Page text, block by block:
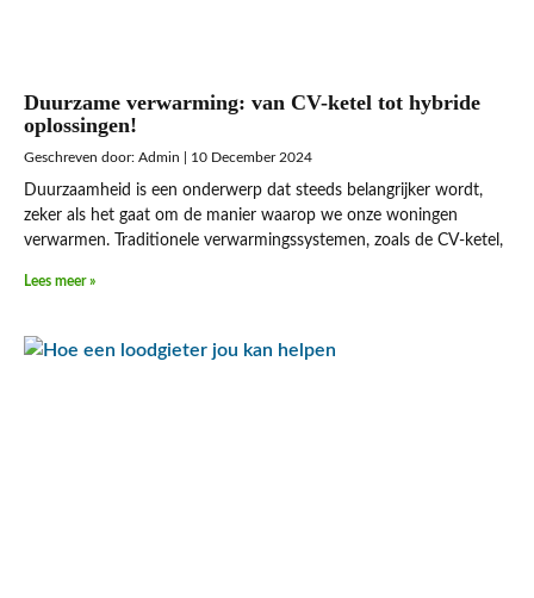
Duurzame verwarming: van CV-ketel tot hybride
oplossingen!
Admin 10 December 2024
Duurzaamheid is een onderwerp dat steeds belangrijker wordt,
zeker als het gaat om de manier waarop we onze woningen
verwarmen. Traditionele verwarmingssystemen, zoals de CV-ketel,
Lees meer »